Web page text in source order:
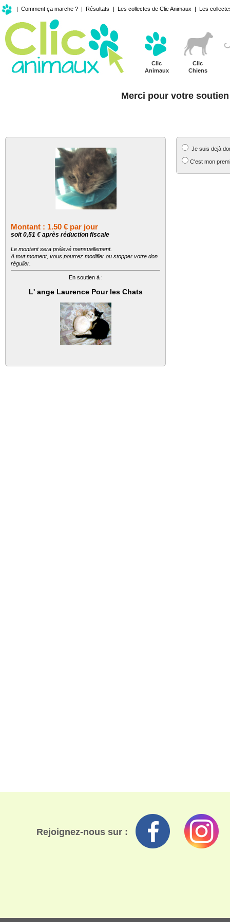
| Comment ça marche ? | Résultats | Les collectes de Clic Animaux | Les
Clic
Animaux
Clic
Chiens
Merci pour votre
Montant : 1.50 € par jour
soit 0,51 € après réduction fiscale
Le montant sera prélevé mensuellement.
A tout moment, vous pourrez modifier ou stopper votre don
régulier.
En soutien à :
L' ange Laurence Pour les Chats
Je suis dejà
C'est mon
Rejoignez-nous sur :